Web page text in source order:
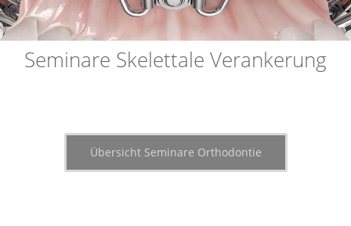
Seminare Skelettale Verankerung
Übersicht Seminare Orthodontie